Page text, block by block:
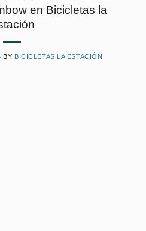
en Bicicletas la
BY BICICLETAS LA ESTACIÓN